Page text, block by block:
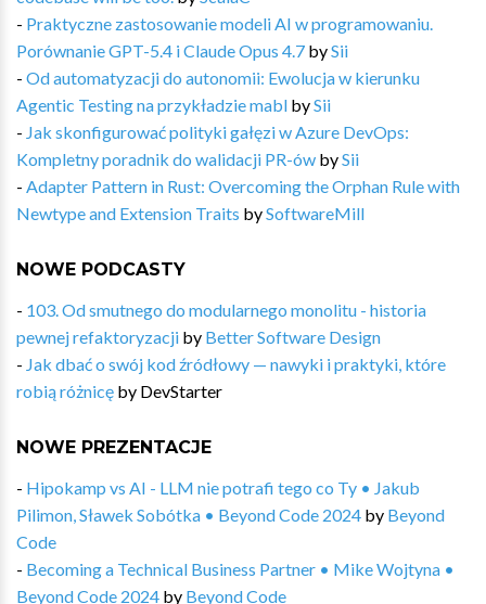
- Praktyczne zastosowanie modeli AI w programowaniu.
Porównanie GPT-5.4 i Claude Opus 4.7 bySii
- Od automatyzacji do autonomii: Ewolucja w kierunku
Agentic Testing na przykładzie mabl bySii
- Jak skonfigurować polityki gałęzi w Azure DevOps:
Kompletny poradnik do walidacji PR-ów bySii
- Adapter Pattern in Rust: Overcoming the Orphan Rule with
Newtype and Extension Traits bySoftwareMill
NOWE PODCASTY
- 103. Od smutnego do modularnego monolitu - historia
pewnej refaktoryzacji by Better Software Design
- Jak dbać o swój kod źródłowy — nawyki i praktyki, które
robią różnicę by DevStarter
NOWE PREZENTACJE
- Hipokamp vs AI - LLM nie potrafi tego co Ty • Jakub
Pilimon, Sławek Sobótka • Beyond Code 2024 by Beyond
Code
- Becoming a Technical Business Partner • Mike Wojtyna •
Beyond Code 2024 by Beyond Code